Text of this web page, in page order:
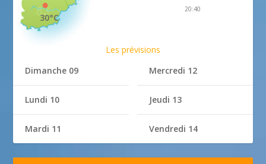
30°C
20:40
Les prévisions
Dimanche 09
Lundi 10
Mardi 11
Mercredi 12
Jeudi 13
Vendredi 14